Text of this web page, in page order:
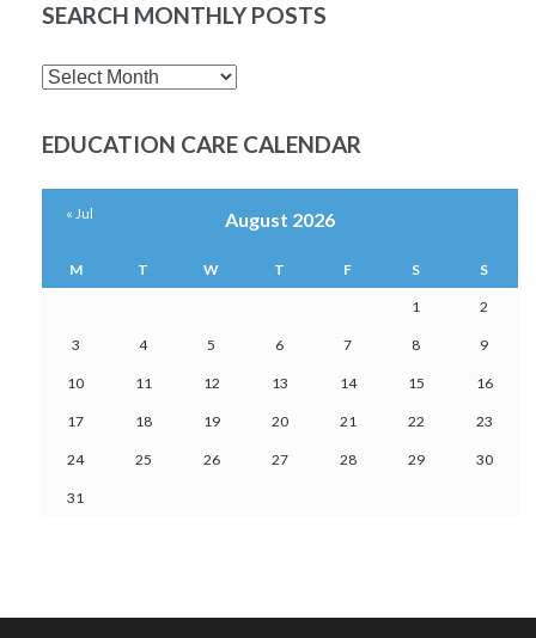
SEARCH MONTHLY POSTS
SEARCH
POSTS
EDUCATION CARE CALENDAR
August 2026
M T W T F S S
1 2
3 4 5 6 7 8 9
10 11 12 13 14 15 16
17 18 19 20 21 22 23
24 25 26 27 28 29 30
31
« Jul